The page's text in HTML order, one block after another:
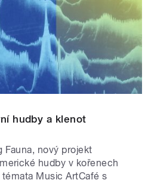
hudby a klenot
Fauna, nový projekt
hudby v kořenech
Music ArtCafé s